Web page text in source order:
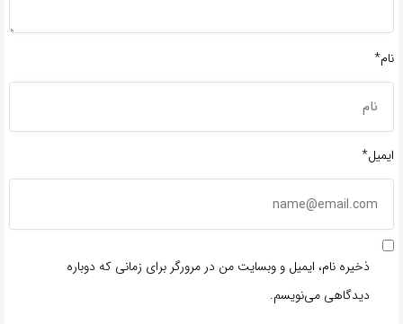
نام*
ایمیل*
ذخیره نام، ایمیل و وبسایت من در مرورگر برای زمانی که دوباره
دیدگاهی می‌نویسم.